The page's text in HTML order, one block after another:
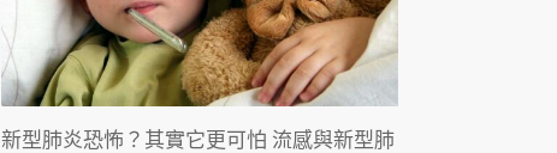
新型肺炎恐怖？其實它更可怕 流感與新型肺